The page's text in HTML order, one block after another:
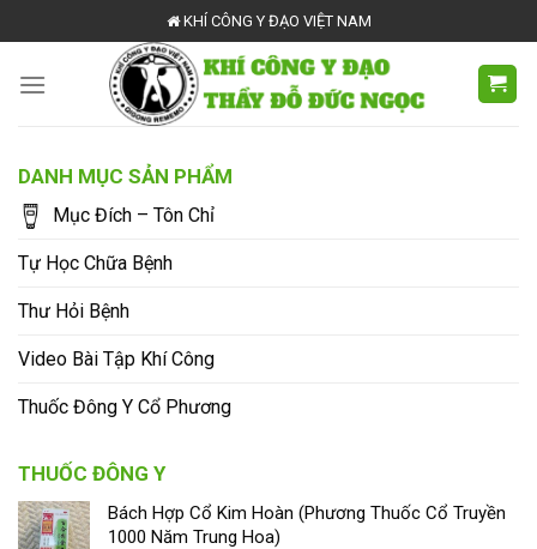
to
content
KHÍ CÔNG Y ĐẠO VIỆT NAM
DANH MỤC SẢN PHẨM
Mục Đích – Tôn Chỉ
Tự Học Chữa Bệnh
Thư Hỏi Bệnh
Video Bài Tập Khí Công
Thuốc Đông Y Cổ Phương
THUỐC ĐÔNG Y
Bách Hợp Cổ Kim Hoàn (Phương Thuốc Cổ Truyền
1000 Năm Trung Hoa)